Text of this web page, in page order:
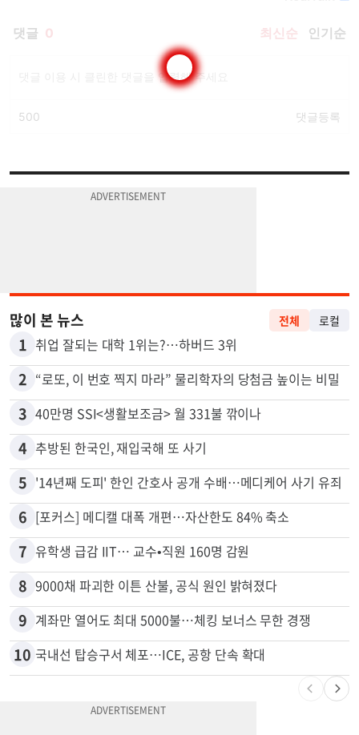
많이 본 뉴스 전체 로컬
1 취업 잘되는 대학 1위는?…하버드 3위
2 “로또, 이 번호 찍지 마라” 물리학자의 당첨금 높이는 비밀
3 40만명 SSI<생활보조금> 월 331불 깎이나
4 추방된 한국인, 재입국해 또 사기
5 '14년째 도피' 한인 간호사 공개 수배…메디케어 사기 유죄
6 [포커스] 메디캘 대폭 개편…자산한도 84% 축소
7 유학생 급감 IIT… 교수•직원 160명 감원
8 9000채 파괴한 이튼 산불, 공식 원인 밝혀졌다
9 계좌만 열어도 최대 5000불…체킹 보너스 무한 경쟁
10 국내선 탑승구서 체포…ICE, 공항 단속 확대